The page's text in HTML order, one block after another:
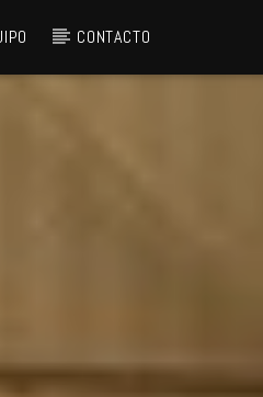
CONTACTO